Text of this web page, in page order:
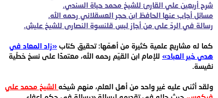
شرح أربعين علي القارئ للشيخ محمد حياة السندي.
مسائل أجاب عنها الحافظ ابن حجر العسقلاني رحمه الله.
رسالة في الردّ على من أجاز لبس قلنسوة النصارى للشيخ عليش.
كما له مشاريع علمية كثيرة من أهمّها: تحقيق كتاب «زاد المعاد في
هدي خير العباد» للإمام ابن القيّم رحمه الله، معتمدًا على نسخ خطّية
نفيسة.
ولقد أثنى عليه غير واحد من أهل العلم، منهم شيخه الشيخ محمد علي